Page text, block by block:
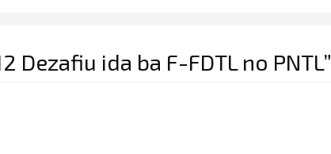
Dezafiu ida ba F-FDTL no PNTL”